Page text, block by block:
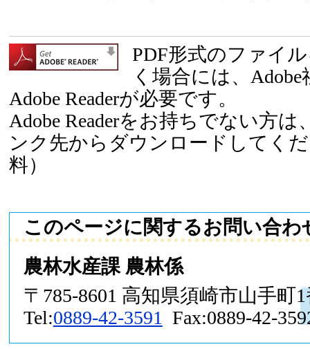
PDF形式のファイ
く場合には、
Adobe Readerが必要です。
Adobe Readerをお持ちでない方は
ンク先からダウンロードしてく
料）
このページに関するお問い合わ
農林水産課 農林係
〒785-8601 高知県須崎市山手町
Tel:0889-42-3591 Fax:0889-42-